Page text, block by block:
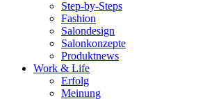
Step-by-Steps
Fashion
Salondesign
Salonkonzepte
Produktnews
Work & Life
Erfolg
Meinung